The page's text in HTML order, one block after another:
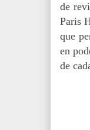
de
Paris
que
en
de